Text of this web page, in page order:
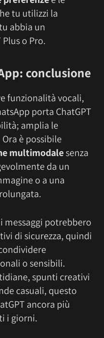
tu utilizzi la
abbia un
o Pro.
conclusione
funzionalità vocali,
porta ChatGPT
amplia le
è possibile
multimodalesenza
da un
o a una
messaggi potrebbero
di sicurezza, quindi
o sensibili.
spunti creativi
casuali, questo
ancora più
i giorni.